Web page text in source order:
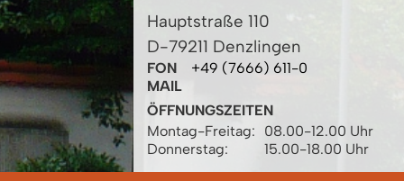
Hauptstraße 110
D-79211 Denzlingen
FON
+49 (7666) 611-0
MAIL
ÖFFNUNGSZEITEN
Montag-Freitag:
08.00-12.00 Uhr
Donnerstag:
15.00-18.00 Uhr